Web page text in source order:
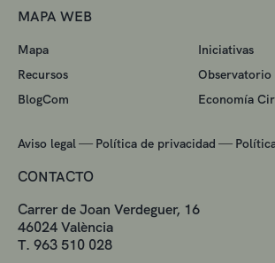
MAPA WEB
Mapa
Iniciativas
Recursos
Observatorio
BlogCom
Economía
Aviso legal — Política de privacidad —
CONTACTO
Carrer de Joan Verdeguer, 16
46024 València
T. 963 510 028